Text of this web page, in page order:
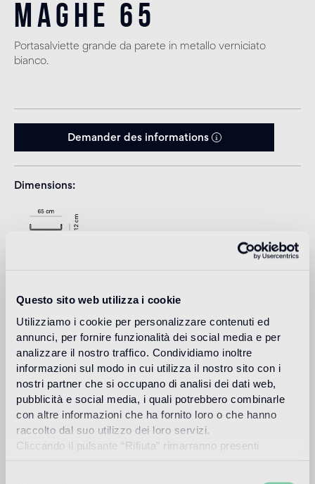
Questo sito web utilizza i cookie
Utilizziamo i cookie per personalizzare contenuti ed
annunci, per fornire funzionalità dei social media e per
analizzare il nostro traffico. Condividiamo inoltre
informazioni sul modo in cui utilizza il nostro sito con i
nostri partner che si occupano di analisi dei dati web,
pubblicità e social media, i quali potrebbero combinarle
con altre informazioni che ha fornito loro o che hanno
raccolto dal suo utilizzo dei loro servizi.
Cliccando il pulsante “Rifiuta” rimarranno presenti
Maghe 65
Portasalviette grande da parete in metallo verniciato
bianco.
Demander des informations
Dimensions
Download
Design
studio nendo
Nendo est une société de design fondée à Tokyo en
2002, et dirigée par l'architecte Oki Sato, né au Canada,
consiste à apporter de petits moments “ ! ” dans la vie des